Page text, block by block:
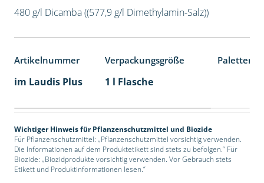
480 g/l Dicamba ((577,9 g/l Dimethylamin-Salz))
Artikelnummer Verpackungsgröße
im Laudis Plus 1 l Flasche
Wichtiger Hinweis für Pflanzenschutzmittel und Biozide
Für Pflanzenschutzmittel: „Pflanzenschutzmittel vorsichtig verwenden.
Die Informationen auf dem Produktetikett sind stets zu befolgen.“ Für
Biozide: „Biozidprodukte vorsichtig verwenden. Vor Gebrauch stets
Etikett und Produktinformationen lesen.“